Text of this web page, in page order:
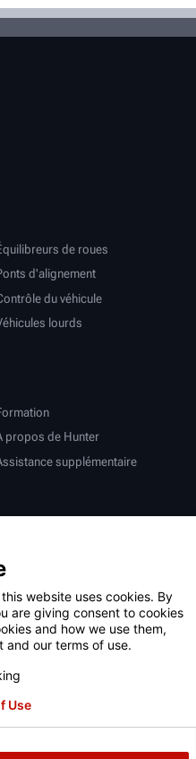
de roues
d'alignement
du véhicule
lourds
propos de Hunter
supplémentaire
de confidentialité
Système RAPI
Brevets
website uses cookies. By
are giving consent to cookies
and how we use them,
and our terms of use.
Use